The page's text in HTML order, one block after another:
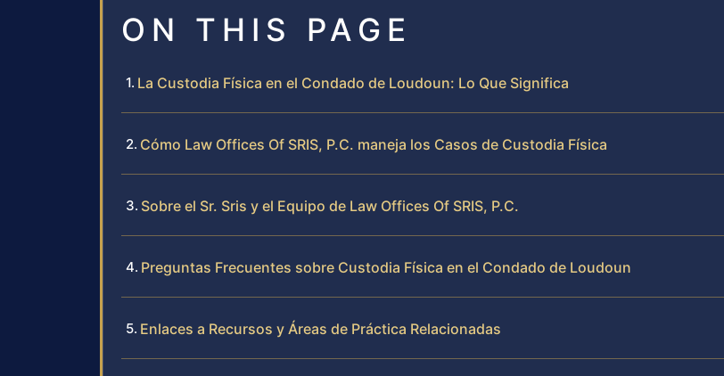
ON THIS PAGE
La Custodia Física en el Condado de Loudoun: Lo Que Significa
Cómo Law Offices Of SRIS, P.C. maneja los Casos de Custodia Física
Sobre el Sr. Sris y el Equipo de Law Offices Of SRIS, P.C.
Preguntas Frecuentes sobre Custodia Física en el Condado de Loudoun
Enlaces a Recursos y Áreas de Práctica Relacionadas